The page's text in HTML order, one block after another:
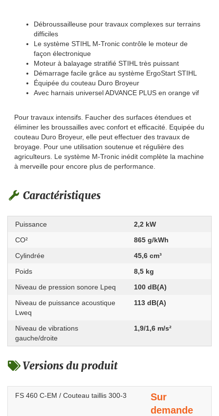
Débroussailleuse pour travaux complexes sur terrains
difficiles
Le système STIHL M-Tronic contrôle le moteur de
façon électronique
Moteur à balayage stratifié STIHL très puissant
Démarrage facile grâce au système ErgoStart STIHL
Équipée du couteau Duro Broyeur
Avec harnais universel ADVANCE PLUS en orange vif
Pour travaux intensifs. Faucher des surfaces étendues et
éliminer les broussailles avec confort et efficacité. Equipée du
couteau Duro Broyeur, elle peut effectuer des travaux de
broyage. Pour une utilisation soutenue et régulière des
agriculteurs. Le système M-Tronic inédit complète la machine
à merveille pour encore plus de performance.
Caractéristiques
Puissance
2,2 kW
CO² ­
865 g/kWh
Cylindrée
45,6 cm³
Poids
8,5 kg
Niveau de pression sonore Lpeq
100 dB(A)
Niveau de puissance acoustique
Lweq
113 dB(A)
Niveau de vibrations
gauche/droite
1,9/1,6 m/s²
Versions du produit
FS 460 C-EM / Couteau taillis 300-3
Sur
demande